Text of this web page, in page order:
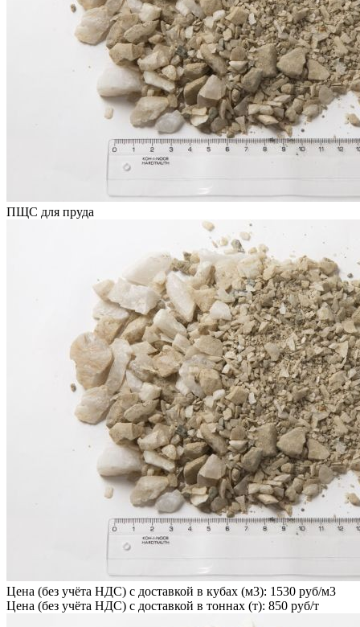
ПЩС для пруда
Цена (без учёта НДС) с доставкой в кубах (м3): 1530 руб/м3
Цена (без учёта НДС) с доставкой в тоннах (т): 850 руб/т